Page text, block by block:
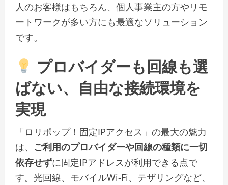
人のお客様はもちろん、個人事業主の方やリモ
ートワークが多い方にも最適なソリューション
です。
プロバイダーも回線も選
ばない、自由な接続環境を
実現
「ロリポップ！固定IPアクセス」の最大の魅力
は、 ご利用のプロバイダーや回線の種類に一切
依存せずに固定IPアドレスが利用できる点で
す。光回線、モバイルWi-Fi、テザリングなど、